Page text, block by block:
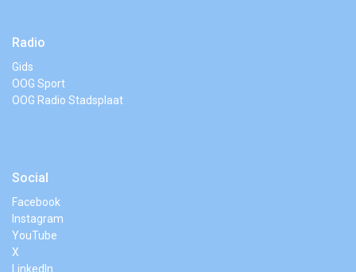
Radio
Gids
OOG Sport
OOG Radio Stadsplaat
Social
Facebook
Instagram
YouTube
X
LinkedIn